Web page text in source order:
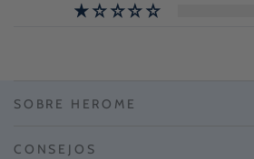
SOBRE HEROME
CONSEJOS